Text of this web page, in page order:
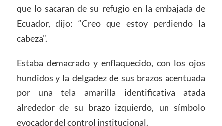
que lo sacaran de su refugio en la embajada de
Ecuador, dijo: “Creo que estoy perdiendo la
cabeza”.
Estaba demacrado y enflaquecido, con los ojos
hundidos y la delgadez de sus brazos acentuada
por una tela amarilla identificativa atada
alrededor de su brazo izquierdo, un símbolo
evocador del control institucional.